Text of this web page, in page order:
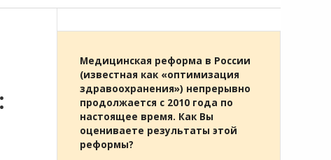
Медицинская реформа в России
(известная как «оптимизация
здравоохранения») непрерывно
продолжается с 2010 года по
настоящее время. Как Вы
оцениваете результаты этой
реформы?